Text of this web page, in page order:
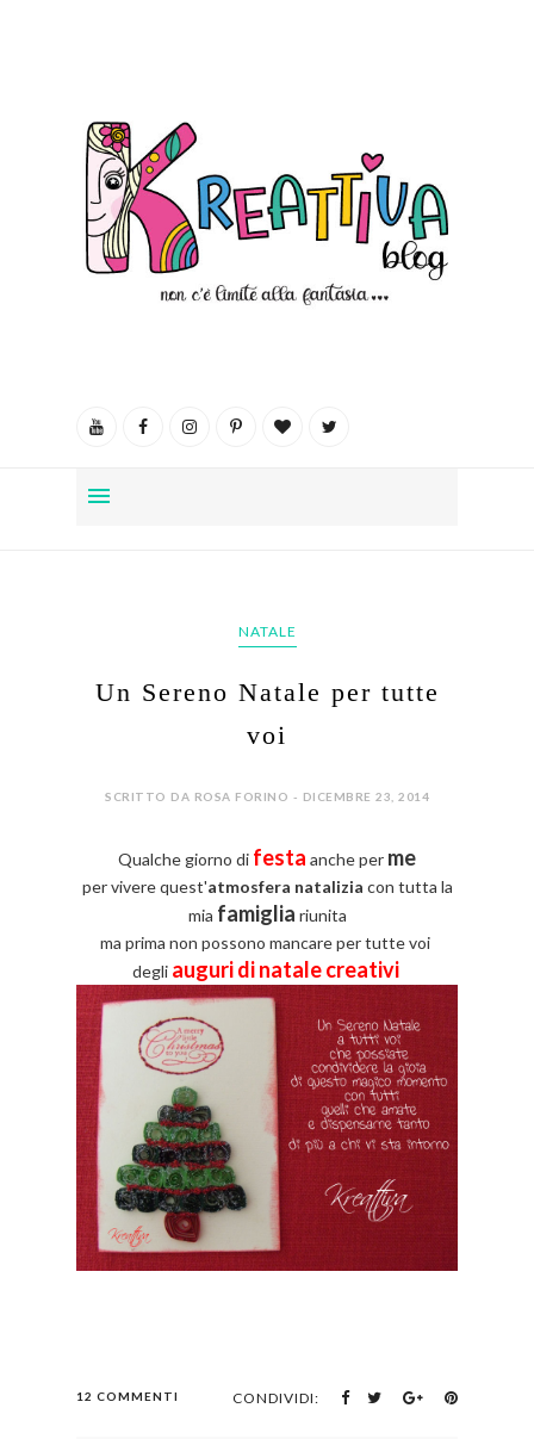
NATALE
Un Sereno Natale per tutte
voi
SCRITTO DA ROSA FORINO - DICEMBRE 23, 2014
Qualche giorno di festa anche per me
per vivere quest'atmosfera natalizia con tutta la
mia famiglia riunita
ma prima non possono mancare per tutte voi
degli auguri di natale creativi
12 COMMENTI CONDIVIDI: